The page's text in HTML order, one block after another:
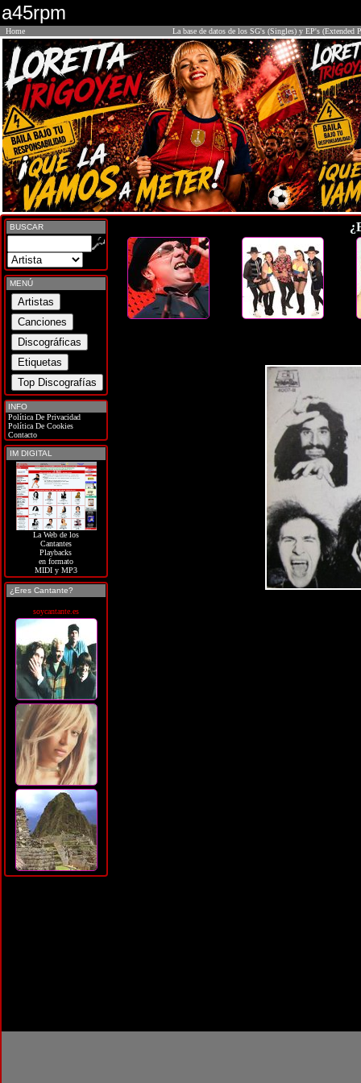
a45rpm
Home La base de datos de los SG's (Singles) y EP's (Extended
BUSCAR
MENÚ
INFO
Política De Privacidad
Política De Cookies
Contacto
IM DIGITAL
La Web de los
Cantantes
Playbacks
en formato
MIDI y MP3
¿Eres Cantante?
soycantante.es